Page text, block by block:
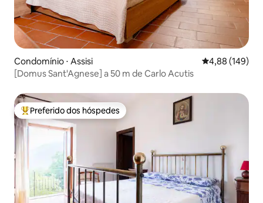
Condomínio ⋅ Assisi 4,88 de uma
4,88 (149)
[Domus Sant'Agnese] a 50 m de Carlo Acutis
Entre os melhores preferidos dos hóspedes
Preferido dos hóspedes